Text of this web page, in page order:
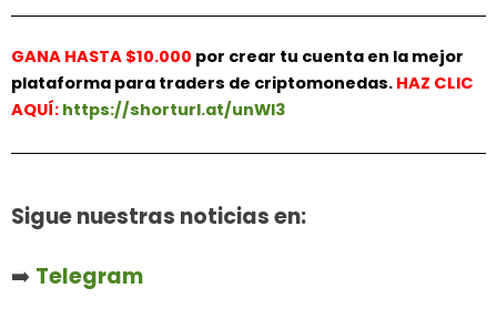
GANA HASTA $10.000 por crear tu cuenta en la mejor
plataforma para traders de criptomonedas. HAZ CLIC
AQUÍ: https://shorturl.at/unWl3
Sigue nuestras noticias en:
➡️ Telegram